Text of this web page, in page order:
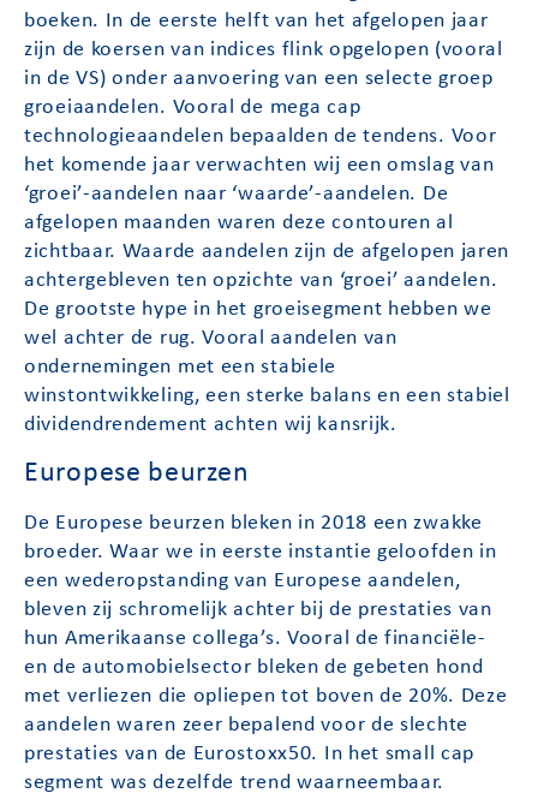
boeken. In de eerste helft van het afgelopen jaar
zijn de koersen van indices flink opgelopen (vooral
in de VS) onder aanvoering van een selecte groep
groeiaandelen. Vooral de mega cap
technologieaandelen bepaalden de tendens. Voor
het komende jaar verwachten wij een omslag van
‘groei’-aandelen naar ‘waarde’-aandelen. De
afgelopen maanden waren deze contouren al
zichtbaar. Waarde aandelen zijn de afgelopen jaren
achtergebleven ten opzichte van ‘groei’ aandelen.
De grootste hype in het groeisegment hebben we
wel achter de rug. Vooral aandelen van
ondernemingen met een stabiele
winstontwikkeling, een sterke balans en een stabiel
dividendrendement achten wij kansrijk.
Europese beurzen
De Europese beurzen bleken in 2018 een zwakke
broeder. Waar we in eerste instantie geloofden in
een wederopstanding van Europese aandelen,
bleven zij schromelijk achter bij de prestaties van
hun Amerikaanse collega’s. Vooral de financiële-
en de automobielsector bleken de gebeten hond
met verliezen die opliepen tot boven de 20%. Deze
aandelen waren zeer bepalend voor de slechte
prestaties van de Eurostoxx50. In het small cap
segment was dezelfde trend waarneembaar.